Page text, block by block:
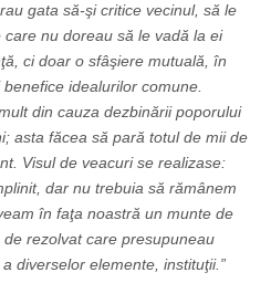
gata să-şi critice vecinul, să le
nu doreau să le vadă la ei
ci doar o sfâşiere mutuală, în
idealurilor comune.
din cauza dezbinării poporului
asta făcea să pară totul de mii de
Visul de veacuri se realizase:
dar nu trebuia să rămânem
în faţa noastră un munte de
rezolvat care presupuneau
diverselor elemente, instituţii.”